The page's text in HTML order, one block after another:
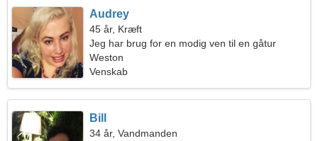
Audrey
45 år, Kræft
Jeg har brug for en modig ven til en gåtur
sammen
Weston
Venskab
Bill
34 år, Vandmanden